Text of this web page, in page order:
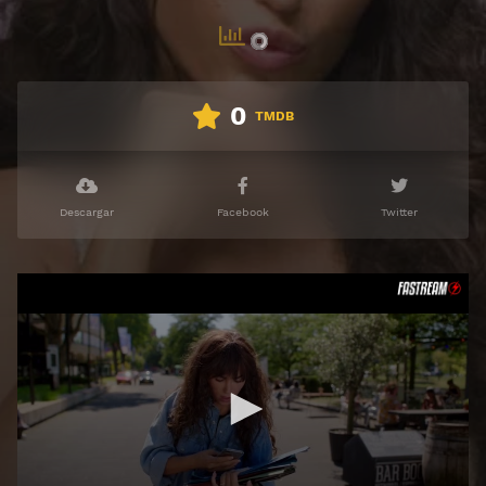
0 TMDB
Descargar Facebook Twitter